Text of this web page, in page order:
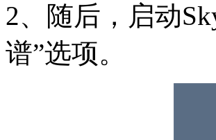
2、随后，启动
谱”选项。